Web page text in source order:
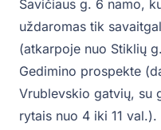
Savičiaus g. 6 namo,
uždaromas tik
(atkarpoje nuo Stiklių
Gedimino prospekte
Vrublevskio gatvių, su
rytais nuo 4 iki 11 val.).